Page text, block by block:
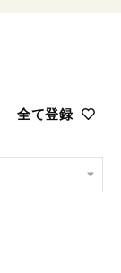
全て登録